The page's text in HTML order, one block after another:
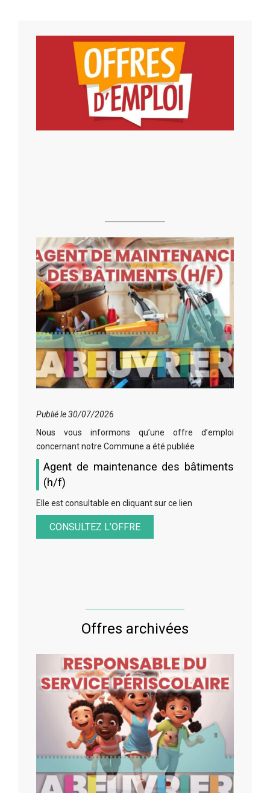
Publié le 30/07/2026
Nous vous informons qu’une offre d’emploi
concernant notre Commune a été publiée
Agent de maintenance des bâtiments
(h/f)
Elle est consultable en cliquant sur ce lien
CONSULTEZ L’OFFRE
Offres archivées